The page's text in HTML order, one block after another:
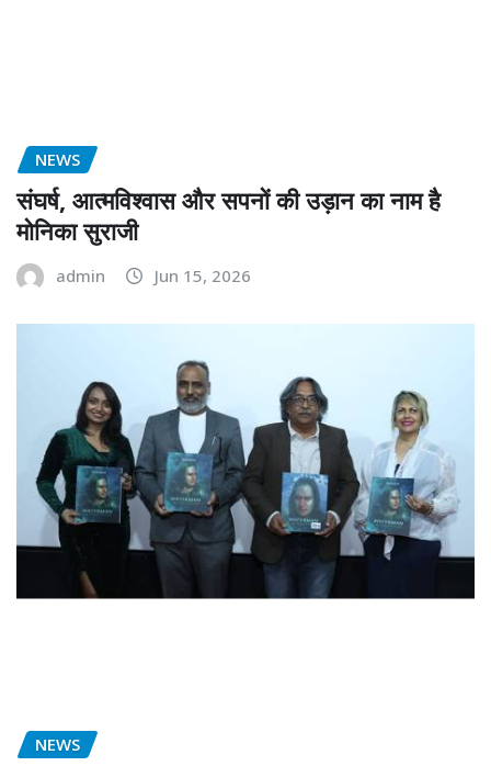
NEWS
संघर्ष, आत्मविश्वास और सपनों की उड़ान का नाम है
मोनिका सुराजी
admin Jun 15, 2026
NEWS